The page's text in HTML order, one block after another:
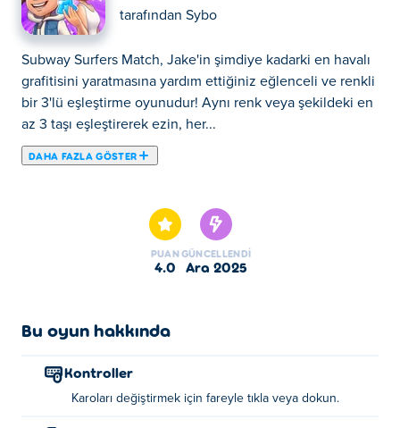
tarafından Sybo
Subway Surfers Match, Jake'in şimdiye kadarki en havalı
grafitisini yaratmasına yardım ettiğiniz eğlenceli ve renkli
bir 3'lü eşleştirme oyunudur! Aynı renk veya şekildeki en
az 3 taşı eşleştirerek ezin, her...
DAHA FAZLA GÖSTER
bir 3'lü eşleştirme oyunudur! Aynı renk veya şekildeki en
az 3 taşı eşleştirerek ezin, her seviyenin hedefine ulaşın
ve Jake'in grafiti şaheserini tamamlamak için kullanacağı
temizleyin. Eşleştirmeye, boyamaya ve oynamaya hazır
Subway Surfers Match nasıl oynanır?
Taşları değiştirmek ve üç veya daha fazla taşı eşleştirmek
PUAN
4.0
GÜNCELLENDI
Ara 2025
Bu oyun hakkında
Kontroller
Karoları değiştirmek için fareyle tıkla veya dokun.